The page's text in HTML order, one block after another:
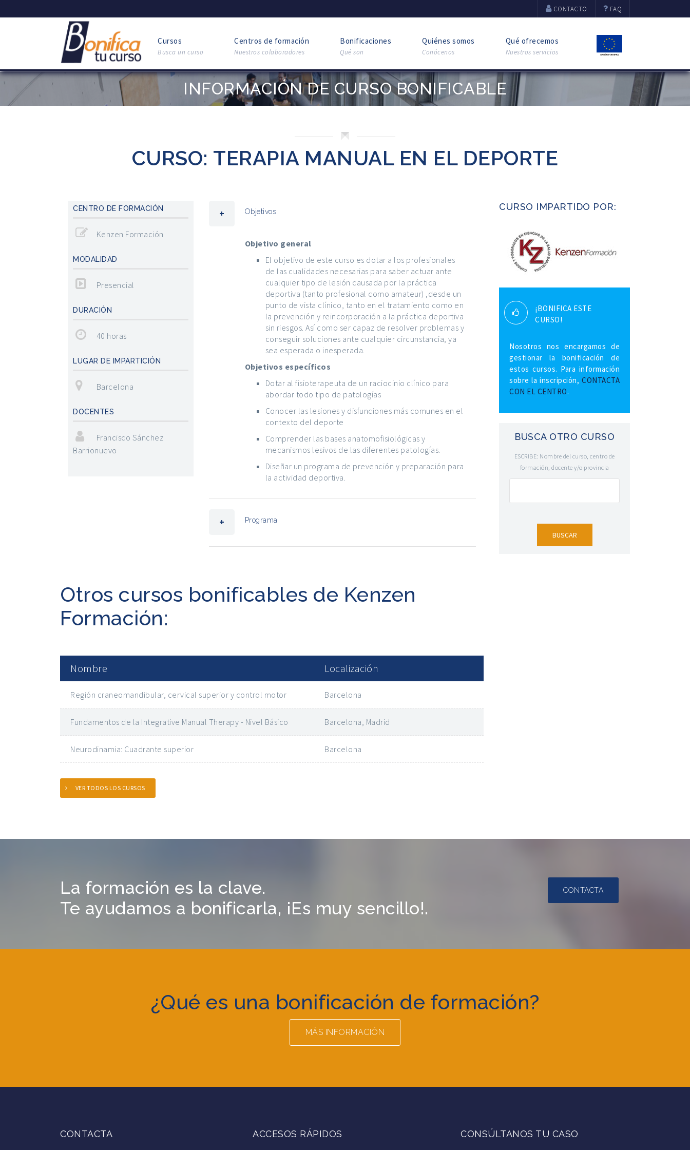
CONTACTO FAQ
Cursos
Busca un curso
Centros de formación
Nuestros colaboradores
Bonificaciones
Qué son
Quiénes somos
Conócenos
Qué ofrecemos
Nuestros servicios
INFORMACIÓN DE CURSO BONIFICABLE
CURSO: TERAPIA MANUAL EN EL DEPORTE
CENTRO DE FORMACIÓN
Kenzen Formación
MODALIDAD
Presencial
DURACIÓN
40 horas
LUGAR DE IMPARTICIÓN
Barcelona
DOCENTES
Francisco Sánchez
Barrionuevo
Objetivos
Objetivo general
El objetivo de este curso es dotar a los profesionales
de las cualidades necesarias para saber actuar ante
cualquier tipo de lesión causada por la práctica
deportiva (tanto profesional como amateur) ,desde un
punto de vista clínico, tanto en el tratamiento como en
la prevención y reincorporación a la práctica deportiva
sin riesgos. Así como ser capaz de resolver problemas y
conseguir soluciones ante cualquier circunstancia, ya
sea esperada o inesperada.
Objetivos específicos
Dotar al fisioterapeuta de un raciocinio clínico para
abordar todo tipo de patologías
Conocer las lesiones y disfunciones más comunes en el
contexto del deporte
Comprender las bases anatomofisiológicas y
mecanismos lesivos de las diferentes patologías.
Diseñar un programa de prevención y preparación para
la actividad deportiva.
Programa
Otros cursos bonificables de Kenzen
Formación:
Nombre Localización
Región craneomandibular, cervical superior y control motor Barcelona
Fundamentos de la Integrative Manual Therapy - Nivel Básico Barcelona, Madrid
Neurodinamia: Cuadrante superior Barcelona
VER TODOS LOS CURSOS
CURSO IMPARTIDO POR:
¡BONIFICA ESTE
CURSO!
Nosotros nos encargamos de
gestionar la bonificación de
estos cursos. Para información
sobre la inscripción, CONTACTA
CON EL CENTRO.
BUSCA OTRO CURSO
ESCRIBE: Nombre del curso, centro de
formación, docente y/o provincia
La formación es la clave.
Te ayudamos a bonificarla, ¡Es muy sencillo!.
CONTACTA
¿Qué es una bonificación de formación?
MÁS INFORMACIÓN
CONTACTA ACCESOS RÁPIDOS CONSÚLTANOS TU CASO